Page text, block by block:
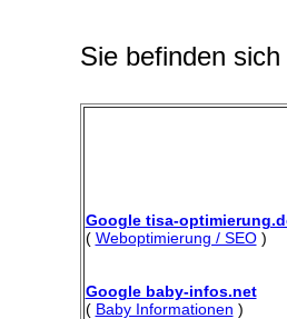
Sie befinden
Google tisa-
( Weboptimierung / SEO)
Google baby-infos.net
( Baby Informationen )